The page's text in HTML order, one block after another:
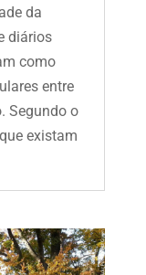
da
diários
como
entre
Segundo o
existam